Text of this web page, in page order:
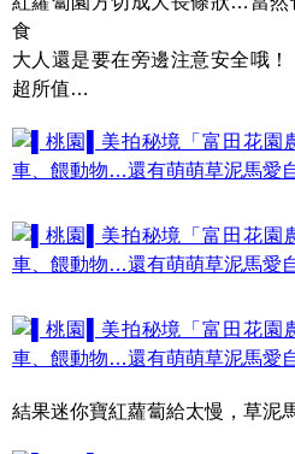
食
大人還是要在旁邊注意安全哦
超所值…
結果迷你寶紅蘿蔔給太慢，草泥